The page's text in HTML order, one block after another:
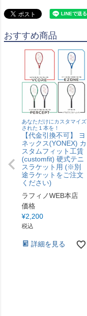
おすすめ商品
あなただけにカスタマイズ
された１本を！
【代金引換不可】 ヨ
ネックス(YONEX) カ
スタムフィット工賃
(customfit) 硬式テニ
スラケット用 (※別
途ラケットをご注文
ください)
ラフィノWEB本店
価格
¥2,200
税込
詳細を見る